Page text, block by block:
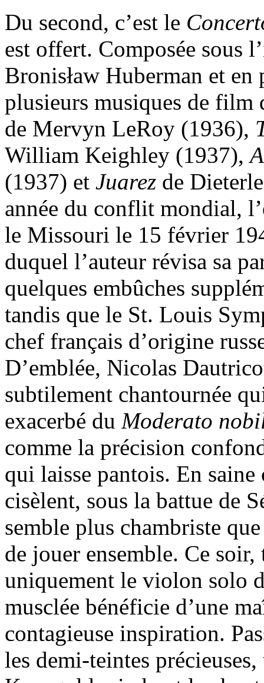
Du second, c’est le
est offert. Composée sous
Bronisław Huberman et en
plusieurs musiques de
de Mervyn LeRoy (1936),
William Keighley (1937),
(1937) et Juarez de
année du conflit mondial,
le Missouri le 15 février
duquel l’auteur révisa sa
quelques embûches
tandis que le St. Louis
chef français d’origine
D’emblée, Nicolas
subtilement chantournée
exacerbé du Moderato
comme la précision
qui laisse pantois. En
cisèlent, sous la battue de
semble plus chambriste
de jouer ensemble. Ce
uniquement le violon solo
musclée bénéficie d’une
contagieuse inspiration.
les demi-teintes